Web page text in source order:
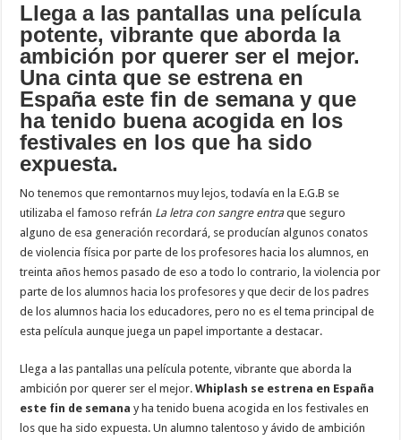
Llega a las pantallas una película
potente, vibrante que aborda la
ambición por querer ser el mejor.
Una cinta que se estrena en
España este fin de semana y que
ha tenido buena acogida en los
festivales en los que ha sido
expuesta.
No tenemos que remontarnos muy lejos, todavía en la E.G.B se
utilizaba el famoso refrán La letra con sangre entraque seguro
alguno de esa generación recordará, se producían algunos conatos
de violencia física por parte de los profesores hacia los alumnos, en
treinta años hemos pasado de eso a todo lo contrario, la violencia por
parte de los alumnos hacia los profesores y que decir de los padres
de los alumnos hacia los educadores, pero no es el tema principal de
esta película aunque juega un papel importante a destacar.
Llega a las pantallas una película potente, vibrante que aborda la
ambición por querer ser el mejor.Whiplash se estrena en España
este fin de semana y ha tenido buena acogida en los festivales en
los que ha sido expuesta. Un alumno talentoso y ávido de ambición